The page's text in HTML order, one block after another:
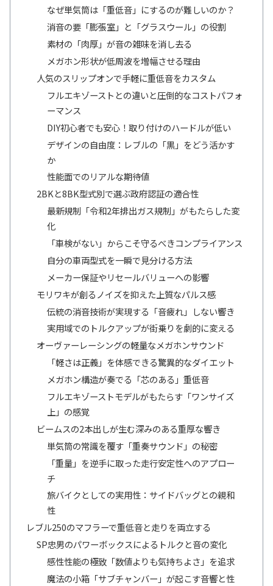
なぜ単気筒は「重低音」にするのが難しいのか？
消音の要「膨張室」と「グラスウール」の役割
素材の「肉厚」が音の雑味を消し去る
メガホン形状が低周波を増幅させる理由
人気のスリップオンで手軽に重低音をカスタム
フルエキゾーストとの違いと圧倒的なコストパフォ
ーマンス
DIY初心者でも安心！取り付けのハードルが低い
デザインの自由度：レブルの「黒」をどう活かす
か
性能面でのリアルな期待値
2BKと8BK型式別で選ぶ政府認証の適合性
最新規制「令和2年排出ガス規制」がもたらした変
化
「車検がない」からこそ守るべきコンプライアンス
自分の車両型式を一瞬で見分ける方法
メーカー保証やリセールバリューへの影響
モリワキが創るノイズを抑えた上質なパルス感
伝統の消音技術が実現する「音疲れ」しない響き
実用域でのトルクアップが街乗りを劇的に変える
オーヴァーレーシングの軽量なメガホンサウンド
「軽さは正義」を体感できる驚異的なダイエット
メガホン構造が奏でる「芯のある」重低音
フルエキゾーストモデルがもたらす「ワンサイズ
上」の感覚
ビームスの2本出しが生む深みのある重厚な響き
単気筒の常識を覆す「重奏サウンド」の秘密
「重量」を逆手に取った走行安定性へのアプロー
チ
旅バイクとしての実用性：サイドバッグとの親和
性
レブル250のマフラーで重低音と走りを両立する
SP忠男のパワーボックスによるトルクと音の変化
感性性能の極致「数値よりも気持ちよさ」を追求
魔法の小箱「サブチャンバー」が起こす音響と性